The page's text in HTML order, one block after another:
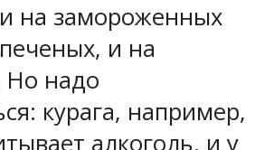
на замороженных
и на
Но надо
курага, например,
алкоголь, и у